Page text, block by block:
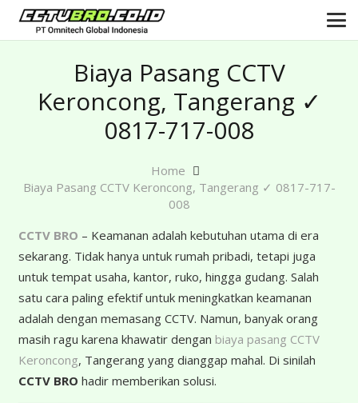
Biaya Pasang CCTV
Keroncong, Tangerang ✓
0817-717-008
Home
Biaya Pasang CCTV Keroncong, Tangerang ✓ 0817-717-
008
CCTV BRO – Keamanan adalah kebutuhan utama di era
sekarang. Tidak hanya untuk rumah pribadi, tetapi juga
untuk tempat usaha, kantor, ruko, hingga gudang. Salah
satu cara paling efektif untuk meningkatkan keamanan
adalah dengan memasang CCTV. Namun, banyak orang
masih ragu karena khawatir dengan biaya pasang CCTV
Keroncong, Tangerang yang dianggap mahal. Di sinilah
CCTV BRO hadir memberikan solusi.